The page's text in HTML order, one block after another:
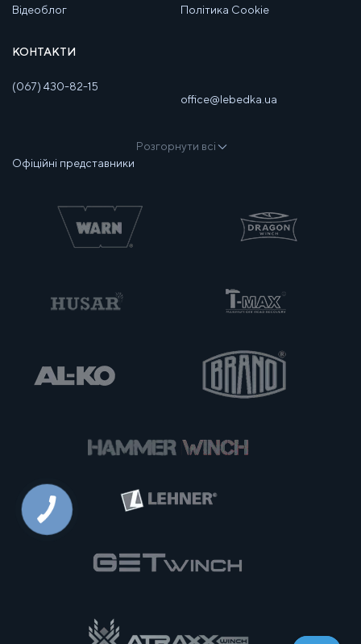
Відеоблог Політика Cookie
КОНТАКТИ
(067) 430-82-15
office@lebedka.ua
Розгорнути всі
Офіційні представники